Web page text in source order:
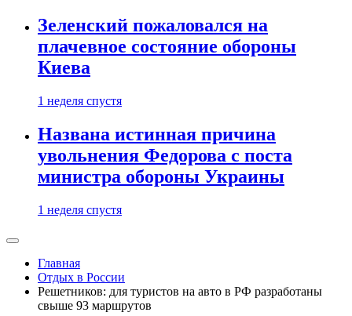
Зеленский пожаловался на
плачевное состояние обороны
Киева
1 неделя спустя
Названа истинная причина
увольнения Федорова с поста
министра обороны Украины
1 неделя спустя
Главная
Отдых в России
Решетников: для туристов на авто в РФ разработаны
свыше 93 маршрутов